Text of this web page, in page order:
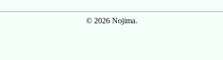
© 2026 Nojima.